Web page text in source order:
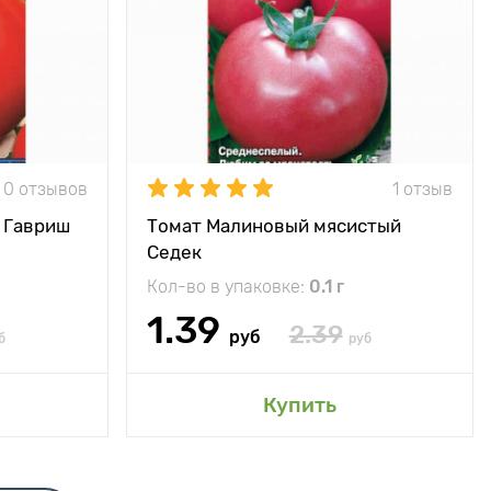
0 отзывов
Гавриш
в
50 х 50 см
грунт,
теплица
1 отзыв
Томат Малиновый мясистый
Седек
Кол-во в упаковке: 0.1 г
1.39 руб 2.39 руб
Купить
Высота растения 100 - 150 см
Растояние между
растениями
50 х 50 см
Местоположение
открытый грунт,
парник, теплица
Период созревания
Среднеспелый (110 -
Урожайность
Добавить в мой сад